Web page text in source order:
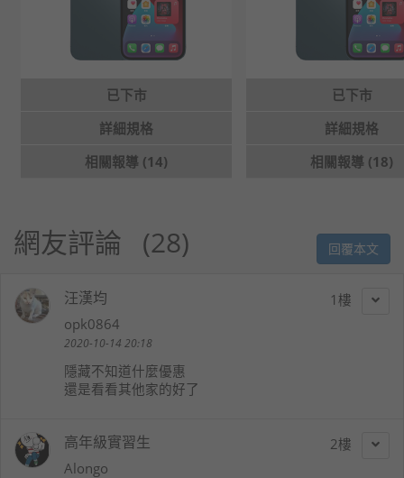
已下市
詳細規格
相關報導 (14)
已下市
詳細規格
相關報導 (18)
網友評論 28 回覆本文
1
汪漢均
opk0864
2020-10-14 20:18
隱藏不知道什麼優惠
還是看看其他家的好了
2
高年級實習生
Alongo